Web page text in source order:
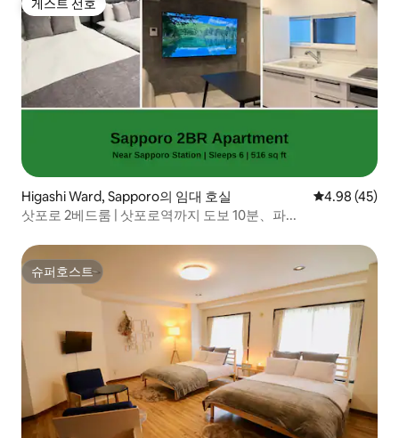
게스트 선호
게스트 선호
Higashi Ward, Sapporo의 임대 호실 평점 4.98점(5
4.98 (45)
삿포로 2베드룸 | 삿포로역까지 도보 10분、파...
슈퍼호스트
슈퍼호스트